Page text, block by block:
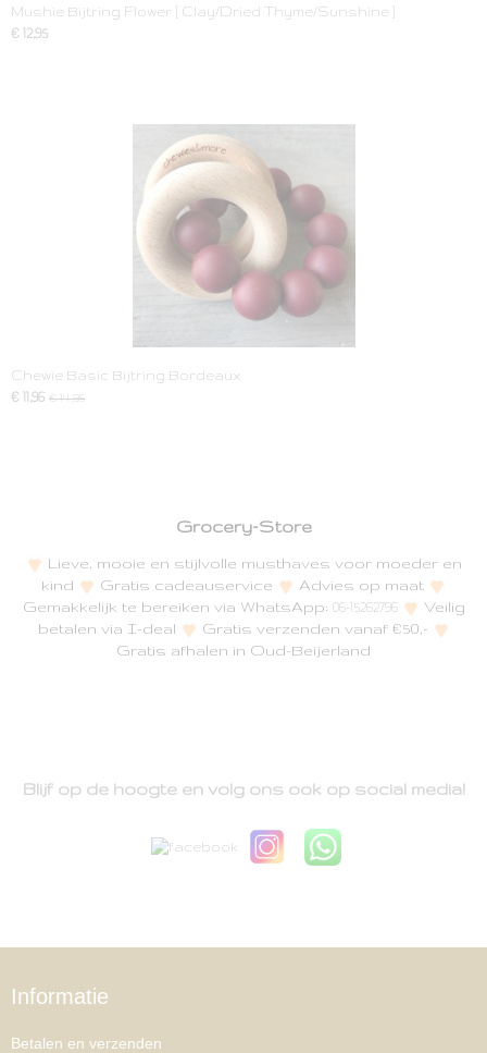
Mushie Bijtring Flower [ Clay/Dried Thyme/Sunshine ]
€ 12,95
Chewie Basic Bijtring Bordeaux
€ 11,96 € 14,95
Grocery-Store
Lieve, mooie en stijlvolle musthaves voor moeder en
kind
Gratis cadeauservice
Advies op maat
Gemakkelijk te bereiken via WhatsApp: 06-15262796
Veilig
betalen via I-deal
Gratis verzenden vanaf €50,-
Gratis afhalen in Oud-Beijerland
Blijf op de hoogte en volg ons ook op social media!
Informatie
Betalen en verzenden